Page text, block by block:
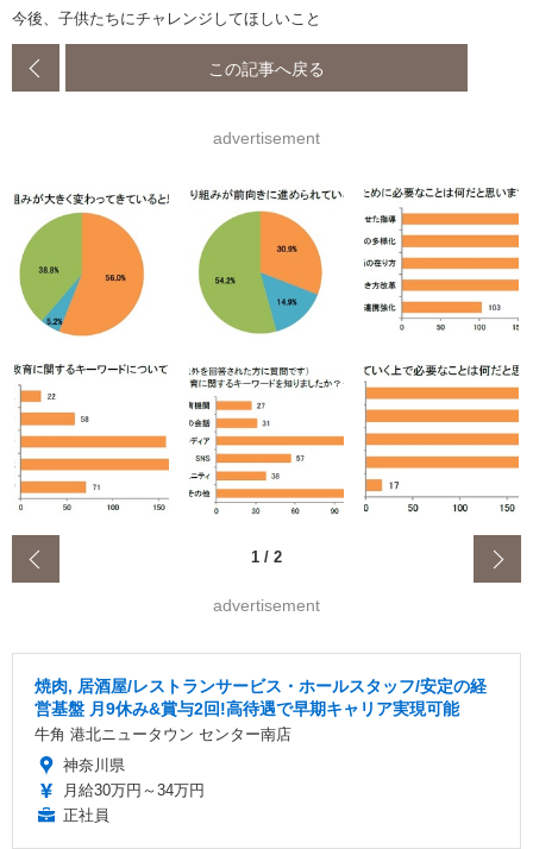
今後、子供たちにチャレンジしてほしいこと
この記事へ戻る
advertisement
1 / 2
advertisement
焼肉, 居酒屋/レストランサービス・ホールスタッフ/安定の経
営基盤 月9休み&賞与2回!高待遇で早期キャリア実現可能
牛角 港北ニュータウン センター南店
神奈川県
月給30万円～34万円
正社員